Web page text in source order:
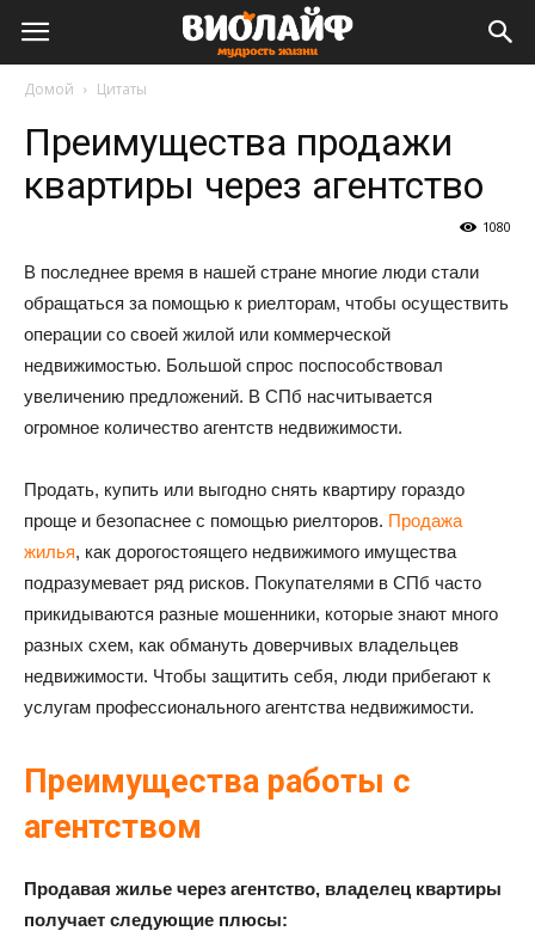
Виолайф
Домой Цитаты
Преимущества продажи
квартиры через агентство
1080
В последнее время в нашей стране многие люди стали
обращаться за помощью к риелторам, чтобы осуществить
операции со своей жилой или коммерческой
недвижимостью. Большой спрос поспособствовал
увеличению предложений. В СПб насчитывается
огромное количество агентств недвижимости.
Продать, купить или выгодно снять квартиру гораздо
проще и безопаснее с помощью риелторов. Продажа
жилья, как дорогостоящего недвижимого имущества
подразумевает ряд рисков. Покупателями в СПб часто
прикидываются разные мошенники, которые знают много
разных схем, как обмануть доверчивых владельцев
недвижимости. Чтобы защитить себя, люди прибегают к
услугам профессионального агентства недвижимости.
Преимущества работы с
агентством
Продавая жилье через агентство, владелец квартиры
получает следующие плюсы: